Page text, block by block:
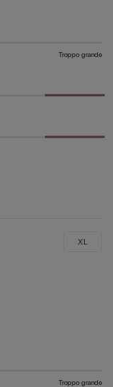
Troppo grande
XL
Troppo grande